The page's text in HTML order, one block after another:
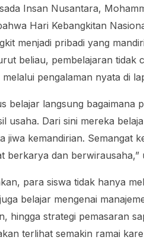
Insan Nusantara,
Hari Kebangkitan
menjadi pribadi yang
beliau, pembelajaran tidak
pengalaman nyata di
belajar langsung bagaimana
usaha. Dari sini mereka
jiwa kemandirian. Semangat
berkarya dan
para siswa tidak hanya
belajar mengenai
hingga strategi pemasaran
terlihat semakin ramai